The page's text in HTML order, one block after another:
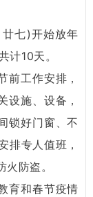
七)开始放年
计10天。
工作安排，
设施、设备，
锁好门窗、不
排专人值班，
防盗。
和春节疫情